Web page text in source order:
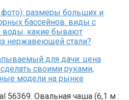
56369. Овальная чаша (6,1 м :